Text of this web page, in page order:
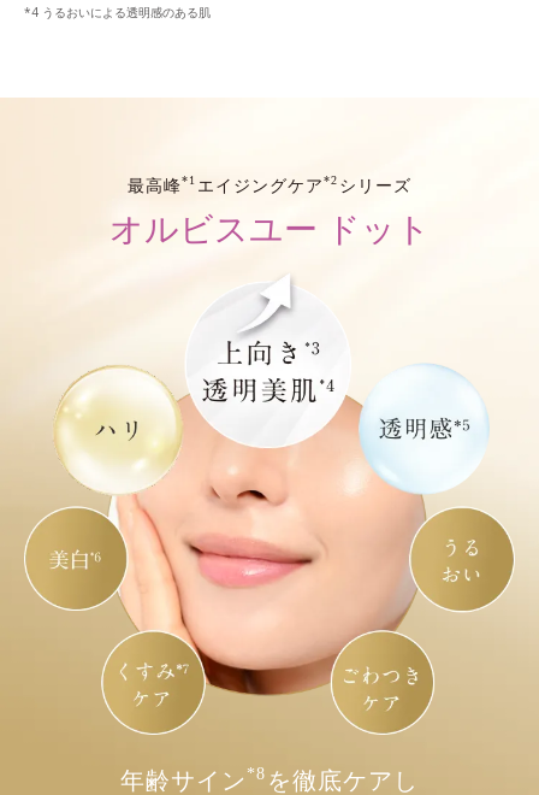
*4 うるおいによる透明感のある肌
最高峰*1 エイジングケア*2 シリーズ
オルビスユー ドット
年齢サイン *8 を徹底ケアし